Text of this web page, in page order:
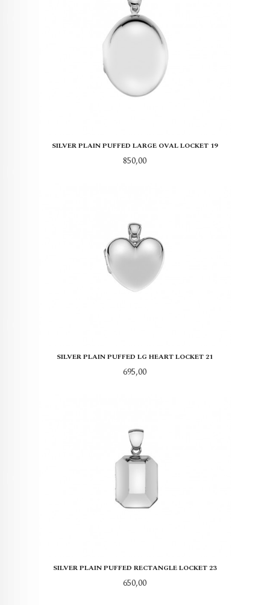
SILVER PLAIN PUFFED LARGE OVAL LOCKET 19
Pris
850,00
SILVER PLAIN PUFFED LG HEART LOCKET 21
Pris
695,00
SILVER PLAIN PUFFED RECTANGLE LOCKET 23
Pris
650,00